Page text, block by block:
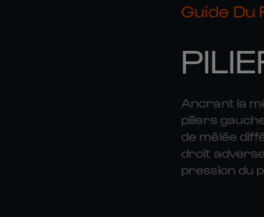
Guide Du
Ancrant la
piliers
de mêlée
droit
pression du